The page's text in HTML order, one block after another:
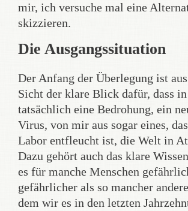
mir, ich versuche mal eine
skizzieren.
Die Ausgangssituation
Der Anfang der Überlegung ist
Sicht der klare Blick dafür, dass
tatsächlich eine Bedrohung, ein
Virus, von mir aus sogar eines,
Labor entfleucht ist, die Welt in
Dazu gehört auch das klare
es für manche Menschen
gefährlicher als so mancher
dem wir es in den letzten